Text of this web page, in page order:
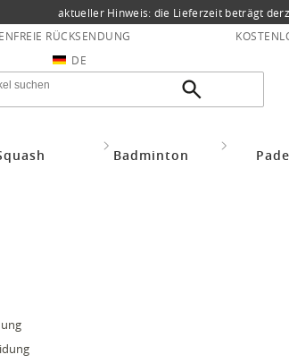
aktueller Hinweis: die Lieferzeit beträgt
RÜCKSENDUNG
DE
Badminton